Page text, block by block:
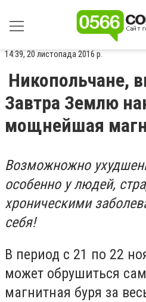
14:39, 20 листопада 2016 р.
Никопольчане,
Завтра Землю
мощнейшая
Возможножно
особенно у людей,
хроническими
себя!
В период с 21 по 22
может обрушиться
магнитная буря за